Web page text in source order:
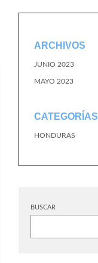
ARCHIVOS
JUNIO 2023
MAYO 2023
CATEGORÍAS
HONDURAS
BUSCAR